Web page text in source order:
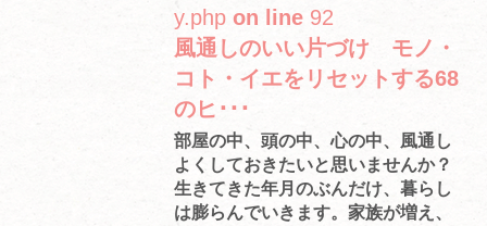
y.php on line 92
風通しのいい片づけ モノ・
コト・イエをリセットする68
のヒ･･･
部屋の中、頭の中、心の中、風通し
よくしておきたいと思いませんか？
生きてきた年月のぶんだけ、暮らし
は膨らんでいきます。家族が増え、